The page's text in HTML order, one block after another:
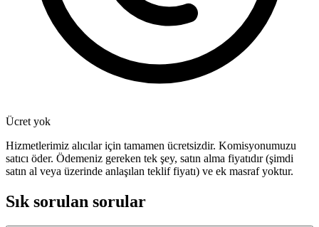
Ücret yok
Hizmetlerimiz alıcılar için tamamen ücretsizdir. Komisyonumuzu
satıcı öder. Ödemeniz gereken tek şey, satın alma fiyatıdır (şimdi
satın al veya üzerinde anlaşılan teklif fiyatı) ve ek masraf yoktur.
Sık sorulan sorular